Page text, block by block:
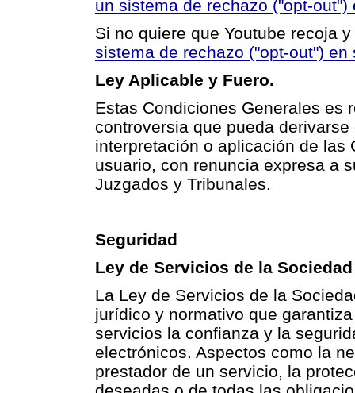
un sistema de rechazo ("opt-
Si no quiere que Youtube recoja
sistema de rechazo ("opt-out") en
Ley Aplicable y Fuero.
Estas Condiciones Generales es
controversia que pueda
interpretación o aplicación de las
usuario, con renuncia expresa a
Juzgados y Tribunales.
Seguridad
Ley de Servicios de la
La Ley de Servicios de la
jurídico y normativo que
servicios la confianza y la
electrónicos. Aspectos como la
prestador de un servicio, la